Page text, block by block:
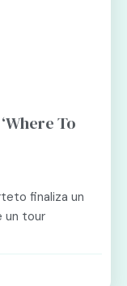
To
finaliza un
un tour